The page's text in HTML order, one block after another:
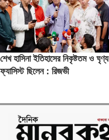
শেখ হাসিনা ইতিহাসের নিকৃষ্টতম ও ঘৃণ্য
ফ্যাসিস্ট ছিলেন : রিজভী